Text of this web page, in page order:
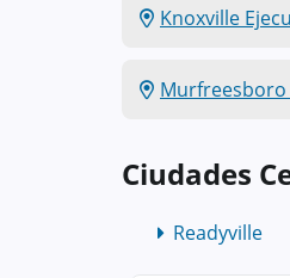
Knoxville
Murfreesboro
Ciudades
Readyville